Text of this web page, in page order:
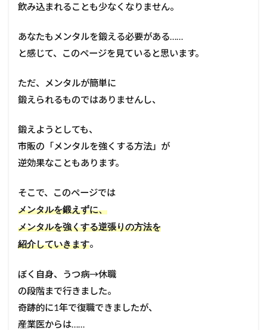
飲み込まれることも少なくなりません。
あなたもメンタルを鍛える必要がある……
と感じて、このページを見ていると思います。
ただ、メンタルが簡単に
鍛えられるものではありませんし、
鍛えようとしても、
市販の「メンタルを強くする方法」が
逆効果なこともあります。
そこで、このページでは
メンタルを鍛えずに、
メンタルを強くする逆張りの方法を
紹介していきます。
ぼく自身、うつ病→休職
の段階まで行きました。
奇跡的に1年で復職できましたが、
産業医からは……